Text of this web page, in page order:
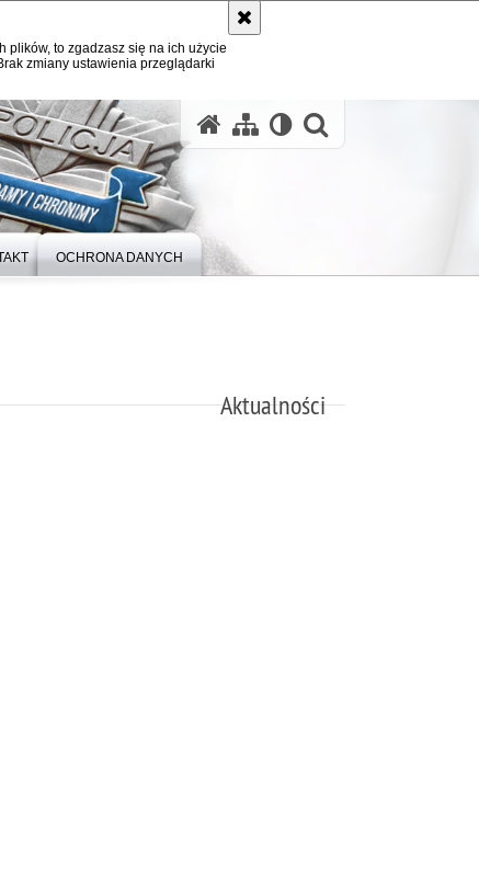
plików, to zgadzasz się na ich użycie
zmiany ustawienia przeglądarki
OCHRONA DANYCH
Aktualności